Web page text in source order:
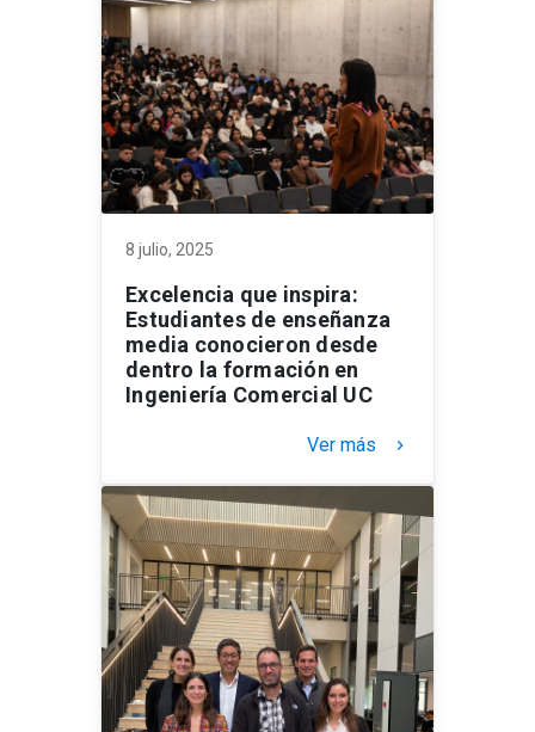
8 julio, 2025
Excelencia que inspira:
Estudiantes de enseñanza
media conocieron desde
dentro la formación en
Ingeniería Comercial UC
Ver más keyboard_arrow_right